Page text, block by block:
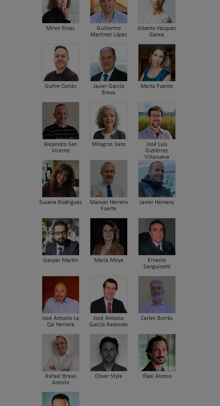
Miren Rivas
Guillermo
Martínez López
Alberto Vázquez
Garea
Guifre Cortés
Javier García
Breva
Marta Fuente
Alejandro San
Vicente
Milagros Sanz
José Luis
Gutiérrez
Villanueva
Susana Rodriguez
Manuel Herrero
Fuerte
Javier Hernanz
Gaspar Martín María Moya
Ernesto
Sanguinetti
José Antonio La
Cal Herrera
José Antonio
García Redondo
Carles Borrás
Rafael Bravo
Antolín
Oliver Style Iñaki Alonso